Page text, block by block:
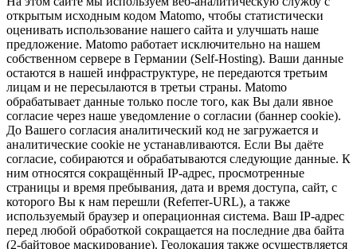
открытым исходным кодом Matomo, чтобы статистически
оценивать использование нашего сайта и улучшать наше
предложение. Matomo работает исключительно на нашем
собственном сервере в Германии (Self-Hosting). Ваши данные
остаются в нашей инфраструктуре, не передаются третьим
лицам и не пересылаются в третьи страны. Matomo
обрабатывает данные только после того, как Вы дали явное
согласие через наше уведомление о согласии (баннер cookie).
До Вашего согласия аналитический код не загружается и
аналитические cookie не устанавливаются. Если Вы даёте
согласие, собираются и обрабатываются следующие данные. К
ним относятся сокращённый IP-адрес, просмотренные
страницы и время пребывания, дата и время доступа, сайт, с
которого Вы к нам перешли (Referrer-URL), а также
используемый браузер и операционная система. Ваш IP-адрес
перед любой обработкой сокращается на последние два байта
(2-байтовое маскирование). Геолокация также осуществляется